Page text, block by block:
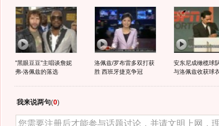
"黑眼豆豆"主唱谈詹妮
弗-洛佩兹的落选
洛佩兹/罗布雷多双打获
胜 西班牙捷克争冠
安东尼成橄榄球
与洛佩兹收获球
我来说两句(0)